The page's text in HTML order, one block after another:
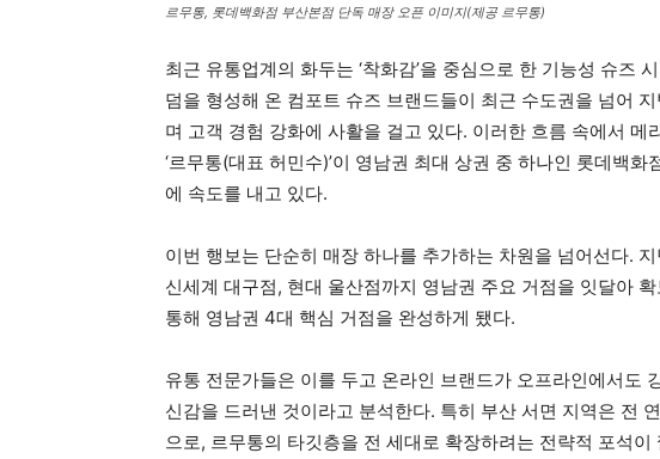
르무통, 롯데백화점 부산본점 단독 매장 오픈 이미지(제공 르무통)
최근 유통업계의 화두는 ‘착화감’을 중심으로 한 기능성 슈즈
덤을 형성해 온 컴포트 슈즈 브랜드들이 최근 수도권을 넘어
며 고객 경험 강화에 사활을 걸고 있다. 이러한 흐름 속에서 메
‘르무통(대표 허민수)’이 영남권 최대 상권 중 하나인 롯데백
에 속도를 내고 있다.
이번 행보는 단순히 매장 하나를 추가하는 차원을 넘어선다.
신세계 대구점, 현대 울산점까지 영남권 주요 거점을 잇달아
통해 영남권 4대 핵심 거점을 완성하게 됐다.
유통 전문가들은 이를 두고 온라인 브랜드가 오프라인에서도
신감을 드러낸 것이라고 분석한다. 특히 부산 서면 지역은 전
으로, 르무통의 타깃층을 전 세대로 확장하려는 전략적 포석이